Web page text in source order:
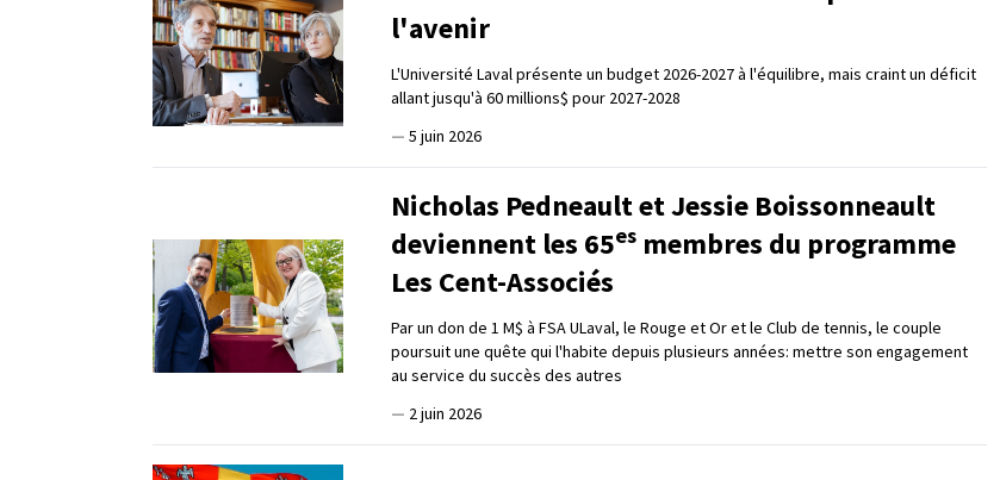
l'avenir
L'Université Laval présente un budget 2026-2027 à l'équilibre, mais craint un déficit
allant jusqu'à 60 millions$ pour 2027-2028
— 5 juin 2026
Nicholas Pedneault et Jessie Boissonneault
deviennent les 65es membres du programme
Les Cent-Associés
Par un don de 1 M$ à FSA ULaval, le Rouge et Or et le Club de tennis, le couple
poursuit une quête qui l'habite depuis plusieurs années: mettre son engagement
au service du succès des autres
— 2 juin 2026